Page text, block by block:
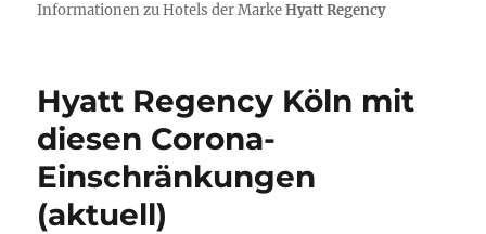
Informationen zu Hotels der MarkeHyatt Regency
Hyatt Regency Köln mit
diesen Corona-
Einschränkungen
(aktuell)